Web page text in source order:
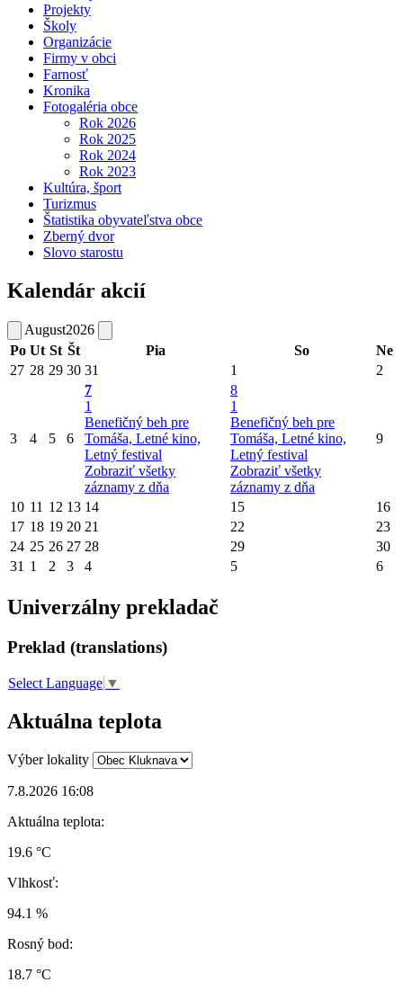
Projekty
Školy
Organizácie
Firmy v obci
Farnosť
Kronika
Fotogaléria obce
Rok 2026
Rok 2025
Rok 2024
Rok 2023
Kultúra, šport
Turizmus
Štatistika obyvateľstva obce
Zberný dvor
Slovo starostu
Kalendár akcií
August2026
Po Ut St Št Pia So
Ne
27 28 29 30 31 1 2
3 4 5 6
7
1
Benefičný beh pre
Tomáša, Letné kino,
Letný festival
Zobraziť všetky
záznamy z dňa
8
1
Benefičný beh pre
Tomáša, Letné kino,
Letný festival
Zobraziť všetky
záznamy z dňa
9
10 11 12 13 14 15
16
17 18 19 20 21 22
23
24 25 26 27 28 29
30
31 1 2 3 4 5 6
Univerzálny prekladač
Preklad (translations)
Select Language ▼
Aktuálna teplota
Výber lokality
7.8.2026 16:08
Aktuálna teplota:
19.6 °C
Vlhkosť:
94.1 %
Rosný bod:
18.7 °C